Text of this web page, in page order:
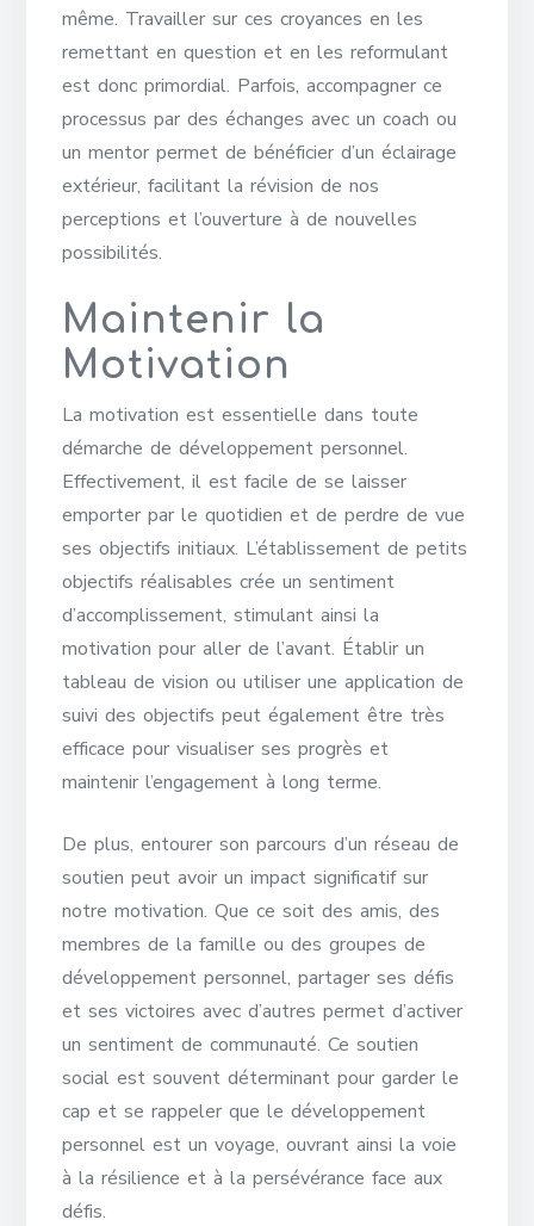
même. Travailler sur ces croyances en les
remettant en question et en les reformulant
est donc primordial. Parfois, accompagner ce
processus par des échanges avec un coach ou
un mentor permet de bénéficier d’un éclairage
extérieur, facilitant la révision de nos
perceptions et l’ouverture à de nouvelles
possibilités.
Maintenir la
Motivation
La motivation est essentielle dans toute
démarche de développement personnel.
Effectivement, il est facile de se laisser
emporter par le quotidien et de perdre de vue
ses objectifs initiaux. L’établissement de petits
objectifs réalisables crée un sentiment
d’accomplissement, stimulant ainsi la
motivation pour aller de l’avant. Établir un
tableau de vision ou utiliser une application de
suivi des objectifs peut également être très
efficace pour visualiser ses progrès et
maintenir l’engagement à long terme.
De plus, entourer son parcours d’un réseau de
soutien peut avoir un impact significatif sur
notre motivation. Que ce soit des amis, des
membres de la famille ou des groupes de
développement personnel, partager ses défis
et ses victoires avec d’autres permet d’activer
un sentiment de communauté. Ce soutien
social est souvent déterminant pour garder le
cap et se rappeler que le développement
personnel est un voyage, ouvrant ainsi la voie
à la résilience et à la persévérance face aux
défis.